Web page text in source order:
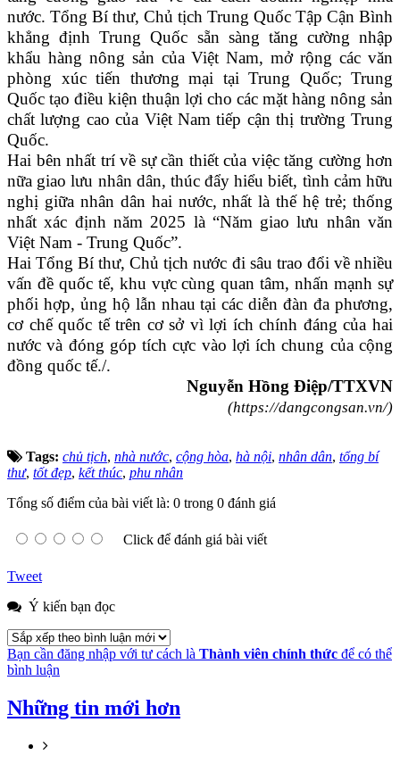
nước. Tổng Bí thư, Chủ tịch Trung Quốc Tập Cận Bình
khẳng định Trung Quốc sẵn sàng tăng cường nhập
khẩu hàng nông sản của Việt Nam, mở rộng các văn
phòng xúc tiến thương mại tại Trung Quốc; Trung
Quốc tạo điều kiện thuận lợi cho các mặt hàng nông sản
chất lượng cao của Việt Nam tiếp cận thị trường Trung
Quốc.
Hai bên nhất trí về sự cần thiết của việc tăng cường hơn
nữa giao lưu nhân dân, thúc đẩy hiểu biết, tình cảm hữu
nghị giữa nhân dân hai nước, nhất là thế hệ trẻ; thống
nhất xác định năm 2025 là “Năm giao lưu nhân văn
Việt Nam - Trung Quốc”.
Hai Tổng Bí thư, Chủ tịch nước đi sâu trao đổi về nhiều
vấn đề quốc tế, khu vực cùng quan tâm, nhấn mạnh sự
phối hợp, ủng hộ lẫn nhau tại các diễn đàn đa phương,
cơ chế quốc tế trên cơ sở vì lợi ích chính đáng của hai
nước và đóng góp tích cực vào lợi ích chung của cộng
đồng quốc tế./.
Nguyễn Hồng Điệp/TTXVN
(https://dangcongsan.vn/)
Tags: chủ tịch, nhà nước, cộng hòa, hà nội, nhân dân, tổng bí
thư, tốt đẹp, kết thúc, phu nhân
Tổng số điểm của bài viết là: 0 trong 0 đánh giá
Click để đánh giá bài viết
Tweet
Ý kiến bạn đọc
Bạn cần đăng nhập với tư cách là Thành viên chính thức để có thể
bình luận
Những tin mới hơn